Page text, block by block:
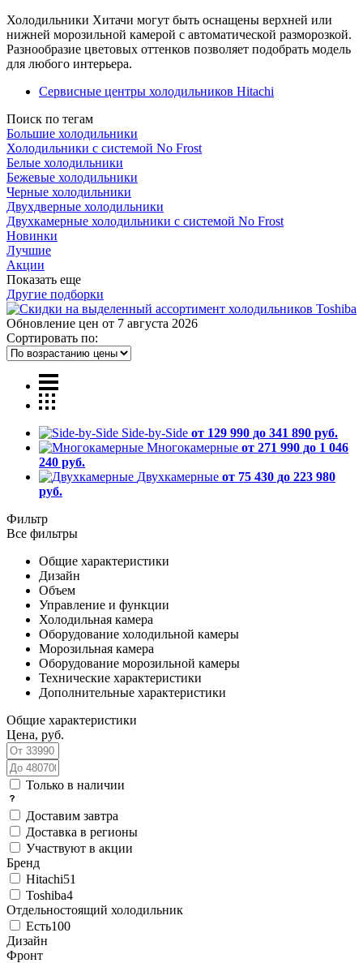
Холодильники Хитачи могут быть оснащены верхней или
нижней морозильной камерой с автоматической разморозкой.
Разнообразие цветовых оттенков позволяет подобрать модель
для любого интерьера.
Сервисные центры холодильников Hitachi
Поиск по тегам
Большие холодильники
Холодильники с системой No Frost
Белые холодильники
Бежевые холодильники
Черные холодильники
Двухдверные холодильники
Двухкамерные холодильники с системой No Frost
Новинки
Лучшие
Акции
Показать еще
Другие подборки
Обновление цен от 7 августа 2026
Сортировать по:
Side-by-Side от 129 990 до 341 890 руб.
Многокамерные от 271 990 до 1 046
240 руб.
Двухкамерные от 75 430 до 223 980
руб.
Фильтр
Все фильтры
Общие характеристики
Дизайн
Объем
Управление и функции
Холодильная камера
Оборудование холодильной камеры
Морозильная камера
Оборудование морозильной камеры
Технические характеристики
Дополнительные характеристики
Общие характеристики
Цена, руб.
Только в наличии
Доставим завтра
Доставка в регионы
Участвуют в акции
Бренд
Hitachi51
Toshiba4
Отдельностоящий холодильник
Есть100
Дизайн
Фронт